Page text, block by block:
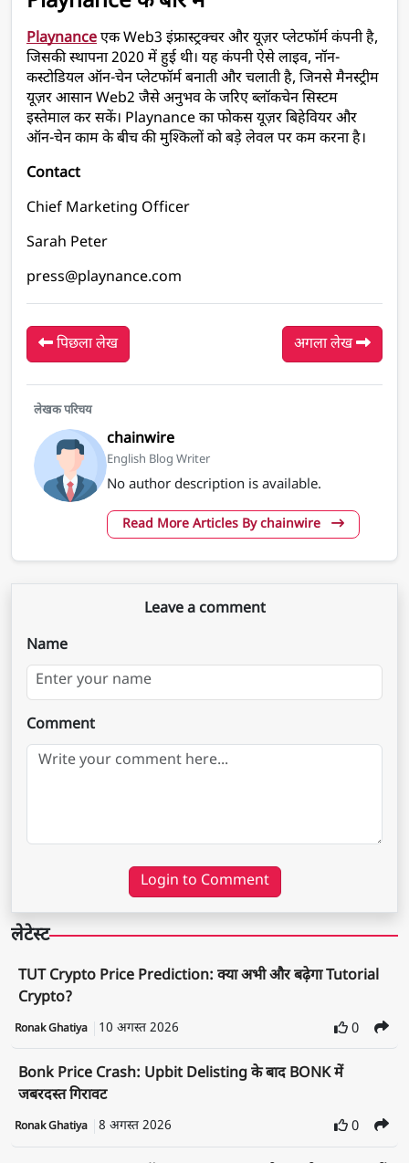
Playnance एक Web3 इंफ्रास्ट्रक्चर और यूज़र प्लेटफॉर्म कंपनी है,
जिसकी स्थापना 2020 में हुई थी। यह कंपनी ऐसे लाइव, नॉन-
कस्टोडियल ऑन-चेन प्लेटफॉर्म बनाती और चलाती है, जिनसे मैनस्ट्रीम
यूज़र आसान Web2 जैसे अनुभव के जरिए ब्लॉकचेन सिस्टम
इस्तेमाल कर सकें। Playnance का फोकस यूज़र बिहेवियर और
ऑन-चेन काम के बीच की मुश्किलों को बड़े लेवल पर कम करना है।
Contact
Chief Marketing Officer
Sarah Peter
press@playnance.com
पिछला लेख अगला लेख
लेखक परिचय
chainwire
English Blog Writer
No author description is available.
Read More Articles By chainwire
Leave a comment
Name
Comment
Login to Comment
लेटेस्ट
TUT Crypto Price Prediction: क्या अभी और बढ़ेगा Tutorial
Crypto?
Ronak Ghatiya 10 अगस्त 2026 0
Bonk Price Crash: Upbit Delisting के बाद BONK में
जबरदस्त गिरावट
Ronak Ghatiya 8 अगस्त 2026 0